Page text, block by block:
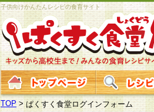
子供向けかんたんレシピの食育サイト
TOP >ぱくすく食堂ログインフォーム